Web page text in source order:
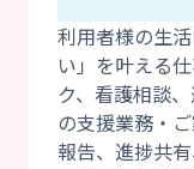
利用者様の生
い」を叶える
ク、看護相談
の支援業務・
報告、進捗共